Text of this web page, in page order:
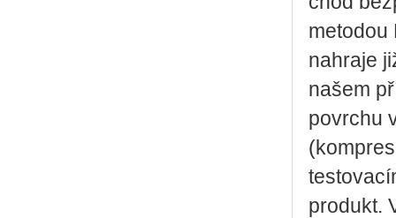
metodou
nahraje
našem
povrchu
produkt.